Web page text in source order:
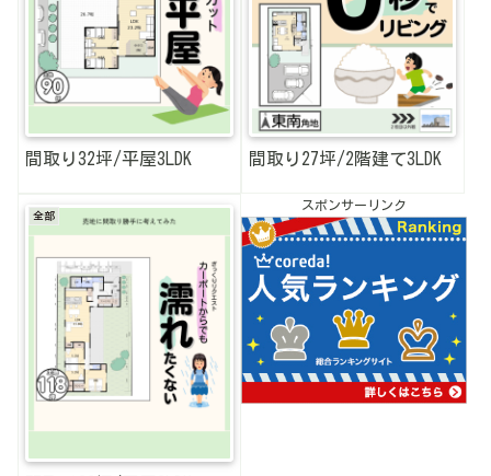
間取り32坪/平屋3LDK 間取り27坪/2階建て3LDK
全部
スポンサーリンク